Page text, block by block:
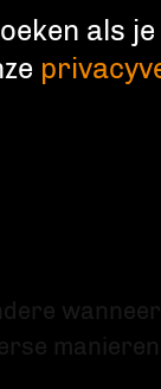
als